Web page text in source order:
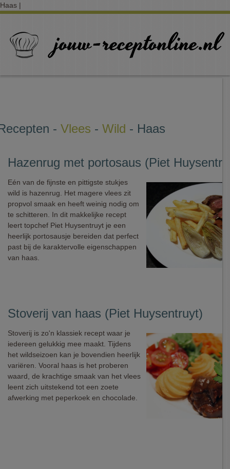
Haas |
- Vlees - Wild - Haas
Hazenrug met portosaus (Piet
Eén van de fijnste en pittigste stukjes
wild is hazenrug. Het magere vlees zit
propvol smaak en heeft weinig nodig om
te schitteren. In dit makkelijke recept
leert topchef Piet Huysentruyt je een
heerlijk portosausje bereiden dat perfect
past bij de karaktervolle eigenschappen
van haas.
Stoverij van haas (Piet Huysentruyt)
Stoverij is zo'n klassiek recept waar je
iedereen gelukkig mee maakt. Tijdens
het wildseizoen kan je bovendien heerlijk
variëren. Vooral haas is het proberen
waard, de krachtige smaak van het vlees
leent zich uitstekend tot een zoete
afwerking met peperkoek en chocolade.